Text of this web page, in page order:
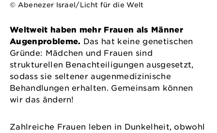
© Abenezer Israel/Licht für die Welt
Weltweit haben mehr Frauen als Männer
Augenprobleme. Das hat keine genetischen
Gründe: Mädchen und Frauen sind
strukturellen Benachteiligungen ausgesetzt,
sodass sie seltener augenmedizinische
Behandlungen erhalten. Gemeinsam können
wir das ändern!
Zahlreiche Frauen leben in Dunkelheit, obwohl